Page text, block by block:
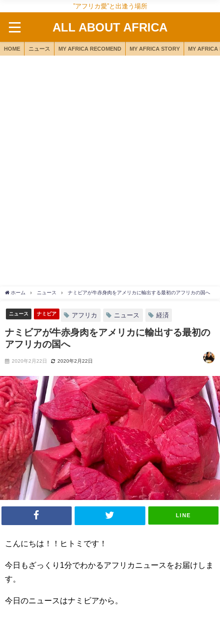
”アフリカ愛”と出逢う場所
ALL ABOUT AFRICA
HOME ニュース MY AFRICA RECOMEND MY AFRICA STORY MY AFRICA
ホーム ニュース ナミビアが牛赤身肉をアメリカに輸出する最初のアフリカの国へ
ニュース ナミビア アフリカ ニュース 経済
ナミビアが牛赤身肉をアメリカに輸出する最初の
アフリカの国へ
2020年2月22日 2020年2月22日
LINE
こんにちは！！ヒトミです！
今日もざっくり1分でわかるアフリカニュースをお届けしま
す。
今日のニュースはナミビアから。